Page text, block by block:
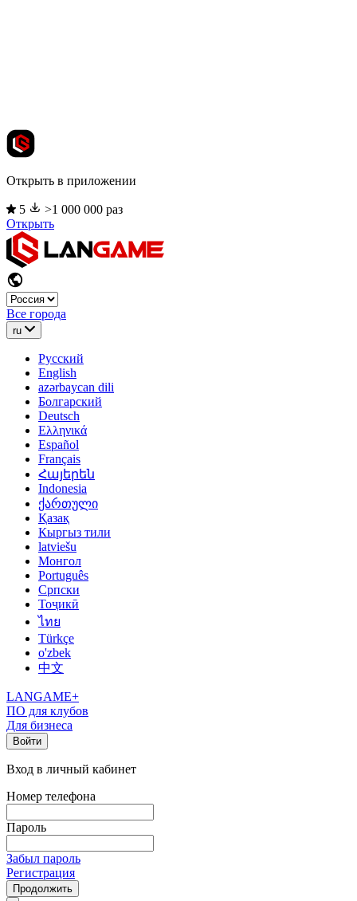
Открыть в приложении
5
>1 000 000 раз
Открыть
Все города
ru
Русский
English
azərbaycan dili
Болгарский
Deutsch
Ελληνικά
Español
Français
Հայերեն
Indonesia
ქართული
Қазақ
Кыргыз тили
latviešu
Монгол
Português
Српски
Тоҷикӣ
ไทย
Türkçe
o'zbek
中文
LANGAME+
ПО для клубов
Для бизнеса
Войти
Вход в личный кабинет
Номер телефона
Пароль
Забыл пароль
Регистрация
Продолжить